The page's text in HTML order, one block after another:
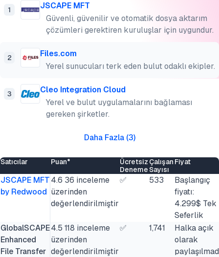
1
JSCAPE MFT
Güvenli, güvenilir ve otomatik dosya aktarım
çözümleri gerektiren kuruluşlar için uygundur.
2
Files.com
Yerel sunucuları terk eden bulut odaklı ekipler.
3
Cleo Integration Cloud
Yerel ve bulut uygulamalarını bağlaması
gereken şirketler.
Daha Fazla(3)
Satıcılar Puan*
Ücretsiz
Deneme
Çalışan
Sayısı
Fiyat
JSCAPE MFT
by Redwood
4.6 36 inceleme
üzerinden
değerlendirilmiştir
✅ 533
Başlangıç
fiyatı:
4.299$ Tek
Seferlik
GlobalSCAPE
Enhanced
File Transfer
4.5 118 inceleme
üzerinden
değerlendirilmiştir
✅ 1,741
Halka açık
olarak